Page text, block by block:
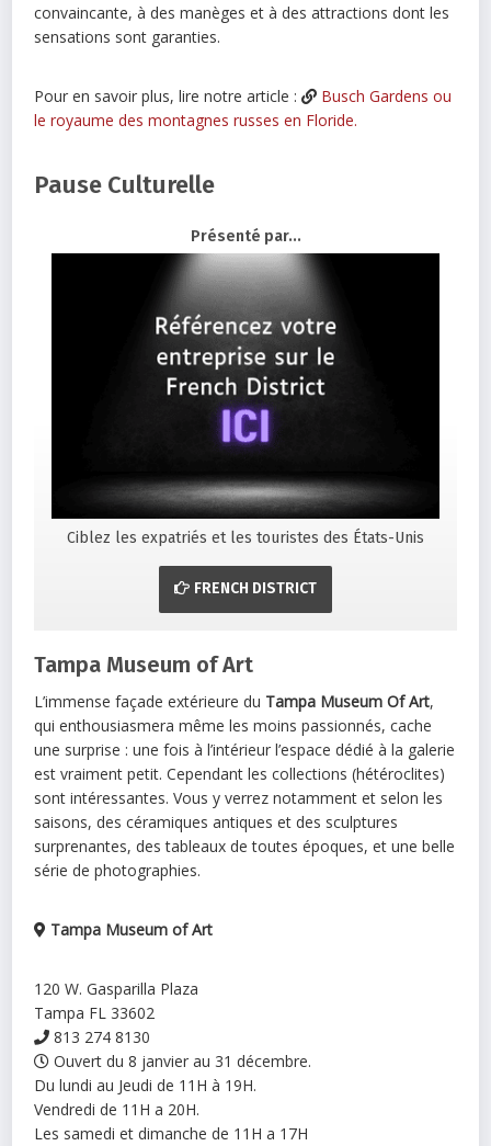
convaincante, à des manèges et à des attractions dont les
sensations sont garanties.
Pour en savoir plus, lire notre article :
Busch Gardens ou
le royaume des montagnes russes en Floride.
Pause Culturelle
Présenté par...
Ciblez les expatriés et les touristes des États-Unis
FRENCH DISTRICT
Tampa Museum of Art
L’immense façade extérieure du Tampa Museum Of Art,
qui enthousiasmera même les moins passionnés, cache
une surprise : une fois à l’intérieur l’espace dédié à la galerie
est vraiment petit. Cependant les collections (hétéroclites)
sont intéressantes. Vous y verrez notamment et selon les
saisons, des céramiques antiques et des sculptures
surprenantes, des tableaux de toutes époques, et une belle
série de photographies.
Tampa Museum of Art
120 W. Gasparilla Plaza
Tampa FL 33602
813 274 8130
Ouvert du 8 janvier au 31 décembre.
Du lundi au Jeudi de 11H à 19H.
Vendredi de 11H a 20H.
Les samedi et dimanche de 11H a 17H